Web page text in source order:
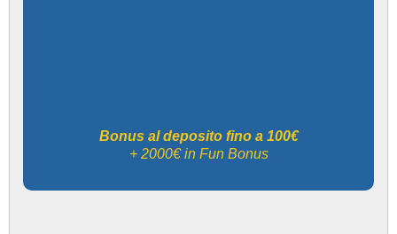
Bonus al deposito fino a 100€
+ 2000€ in Fun Bonus